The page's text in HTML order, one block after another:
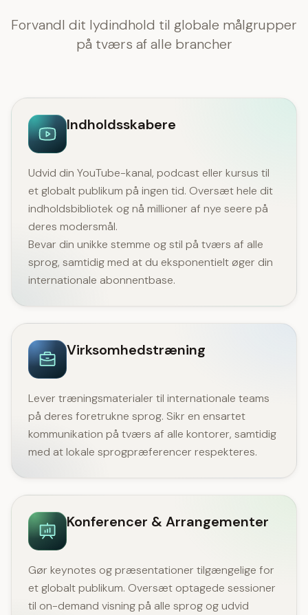
Forvandl dit lydindhold til globale målgrupper
på tværs af alle brancher
Indholdsskabere
Udvid din YouTube-kanal, podcast eller kursus til
et globalt publikum på ingen tid. Oversæt hele dit
indholdsbibliotek og nå millioner af nye seere på
deres modersmål.
Bevar din unikke stemme og stil på tværs af alle
sprog, samtidig med at du eksponentielt øger din
internationale abonnentbase.
Virksomhedstræning
Lever træningsmaterialer til internationale teams
på deres foretrukne sprog. Sikr en ensartet
kommunikation på tværs af alle kontorer, samtidig
med at lokale sprogpræferencer respekteres.
Konferencer & Arrangementer
Gør keynotes og præsentationer tilgængelige for
et globalt publikum. Oversæt optagede sessioner
til on-demand visning på alle sprog og udvid